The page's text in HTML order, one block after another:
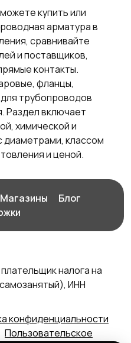
купить или
арматура в
сравнивайте
и поставщиков,
контакты.
фланцы,
трубопроводов
Раздел включает
химической и
диаметрами, классом
и ценой.
Магазины
Блог
налога на
ИНН
конфиденциальности
Пользовательское